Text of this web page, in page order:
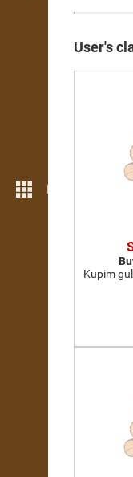
More features
User's
Kupim